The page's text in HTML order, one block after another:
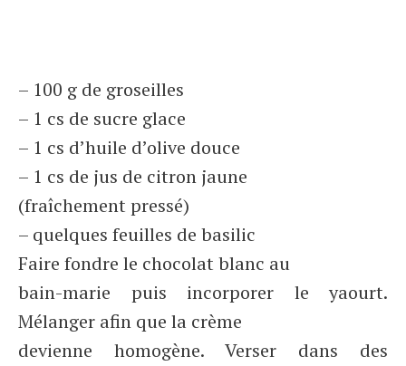
– 100 g de groseilles
– 1 cs de sucre glace
– 1 cs d’huile d’olive douce
– 1 cs de jus de citron jaune
(fraîchement pressé)
– quelques feuilles de basilic
Faire fondre le chocolat blanc au
bain-marie puis incorporer le yaourt.
Mélanger afin que la crème
devienne homogène. Verser dans des